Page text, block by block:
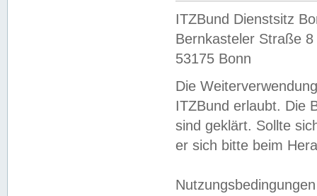
ITZBund Dienstsitz
Bernkasteler Straße 8
53175 Bonn
Die
ITZBund erlaubt. Die
sind geklärt. Sollte
er sich bitte beim